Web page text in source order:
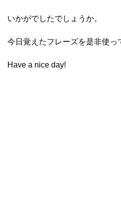
いかがでしたでしょうか。
今日覚えたフレーズを是非使っ
Have a nice day!